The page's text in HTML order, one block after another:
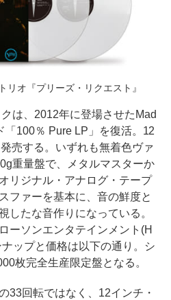
リオ『プリーズ・リクエスト』
は、2012年に登場させたMad
「100％ Pure LP」を復活。12
売する。いずれも無着色ヴァ
重量盤で、メタルマスターか
リジナル・アナログ・テープ
ファーを基本に、音の鮮度と
したな音作りになっている。
ーソンエンタテインメント(H
ップと価格は以下の通り。シ
枚完全生産限定盤となる。
33回転ではなく、12インチ・